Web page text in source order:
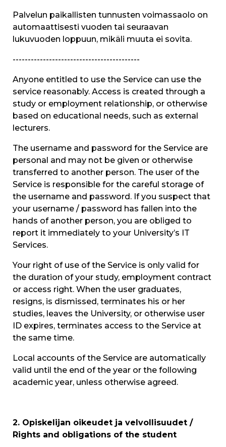
Palvelun paikallisten tunnusten voimassaolo on
automaattisesti vuoden tai seuraavan
lukuvuoden loppuun, mikäli muuta ei sovita.
------------------------------------------
Anyone entitled to use the Service can use the
service reasonably. Access is created through a
study or employment relationship, or otherwise
based on educational needs, such as external
lecturers.
The username and password for the Service are
personal and may not be given or otherwise
transferred to another person. The user of the
Service is responsible for the careful storage of
the username and password. If you suspect that
your username / password has fallen into the
hands of another person, you are obliged to
report it immediately to your University’s IT
Services.
Your right of use of the Service is only valid for
the duration of your study, employment contract
or access right. When the user graduates,
resigns, is dismissed, terminates his or her
studies, leaves the University, or otherwise user
ID expires, terminates access to the Service at
the same time.
Local accounts of the Service are automatically
valid until the end of the year or the following
academic year, unless otherwise agreed.
2. Opiskelijan oikeudet ja velvollisuudet /
Rights and obligations of the student